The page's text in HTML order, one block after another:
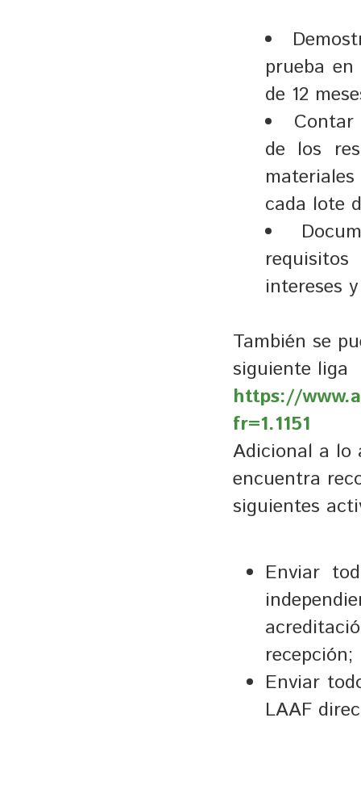
prueba
de 12
de los
cada lote
intereses y
También se
siguiente liga
https://
fr=1.1151
Adicional a lo
encuentra
siguientes
Enviar
recepción;
Enviar
LAAF